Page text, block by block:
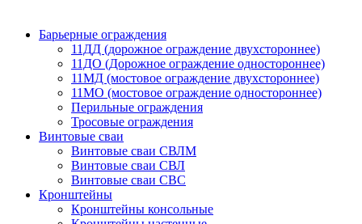
Барьерные ограждения
11ДД (дорожное ограждение двухстороннее)
11ДО (Дорожное ограждение одностороннее)
11МД (мостовое ограждение двухстороннее)
11МО (мостовое ограждение одностороннее)
Перильные ограждения
Тросовые ограждения
Винтовые сваи
Винтовые сваи СВЛМ
Винтовые сваи СВЛ
Винтовые сваи СВС
Кронштейны
Кронштейны консольные